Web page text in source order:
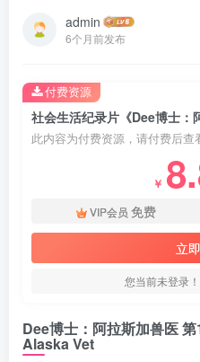
admin
6个月前发布
此内容为付费资源，请付费后查
￥
VIP会员 免费
立
您当前未登录
付费资源
Dee博士：阿拉斯加兽医
Alaska Vet